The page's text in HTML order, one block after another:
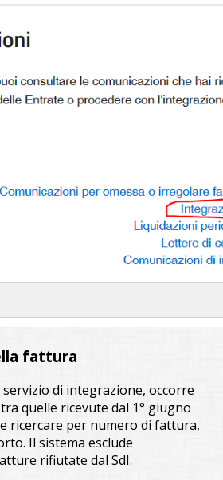
fattura
di integrazione, occorre
quelle ricevute dal 1° giugno
ricercare per numero di fattura,
Il sistema esclude
rifiutate dal SdI.